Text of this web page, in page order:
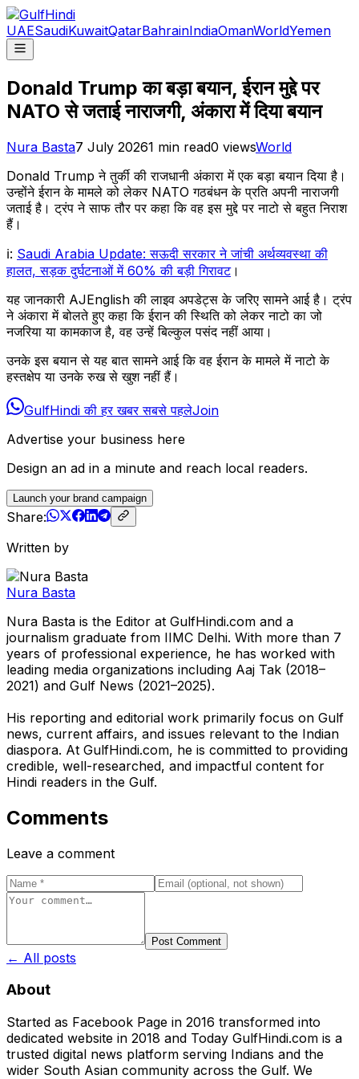
UAESaudiKuwaitQatarBahrainIndiaOmanWorldYemen
Donald Trump का बड़ा बयान, ईरान मुद्दे पर
NATO से जताई नाराजगी, अंकारा में दिया बयान
Nura Basta7 July 20261 min read0 viewsWorld
Donald Trump ने तुर्की की राजधानी अंकारा में एक बड़ा बयान दिया है।
उन्होंने ईरान के मामले को लेकर NATO गठबंधन के प्रति अपनी नाराजगी
जताई है। ट्रंप ने साफ तौर पर कहा कि वह इस मुद्दे पर नाटो से बहुत निराश
हैं।
ℹ️: Saudi Arabia Update: सऊदी सरकार ने जांची अर्थव्यवस्था की
हालत, सड़क दुर्घटनाओं में 60% की बड़ी गिरावट।
यह जानकारी AJEnglish की लाइव अपडेट्स के जरिए सामने आई है। ट्रंप
ने अंकारा में बोलते हुए कहा कि ईरान की स्थिति को लेकर नाटो का जो
नजरिया या कामकाज है, वह उन्हें बिल्कुल पसंद नहीं आया।
उनके इस बयान से यह बात सामने आई कि वह ईरान के मामले में नाटो के
हस्तक्षेप या उनके रुख से खुश नहीं हैं।
GulfHindi की हर खबर सबसे पहलेJoin
Advertise your business here
Design an ad in a minute and reach local readers.
Launch your brand campaign
Share:
Written by
Nura Basta
Nura Basta is the Editor at GulfHindi.com and a
journalism graduate from IIMC Delhi. With more than 7
years of professional experience, he has worked with
leading media organizations including Aaj Tak (2018–
2021) and Gulf News (2021–2025).
His reporting and editorial work primarily focus on Gulf
news, current affairs, and issues relevant to the Indian
diaspora. At GulfHindi.com, he is committed to providing
credible, well-researched, and impactful content for
Hindi readers in the Gulf.
Comments
Leave a comment
Post Comment
← All posts
About
Started as Facebook Page in 2016 transformed into
dedicated website in 2018 and Today GulfHindi.com is a
trusted digital news platform serving Indians and the
wider South Asian community across the Gulf. We